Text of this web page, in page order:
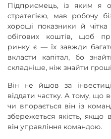
Підприємець, із яким я
стратегією, мав робочу
хороші показники й
обігових коштів, щоб
ринку є — їх завжди
вкласти капітал, бо
складніше, ніж знайти
Він не йшов за
віддати частку. А тому, що
чи впорається він із
збережеться якість, якщо
він управління командою.